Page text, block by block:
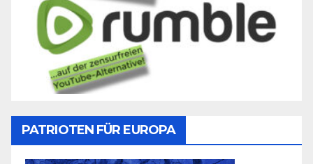
PATRIOTEN FÜR EUROPA